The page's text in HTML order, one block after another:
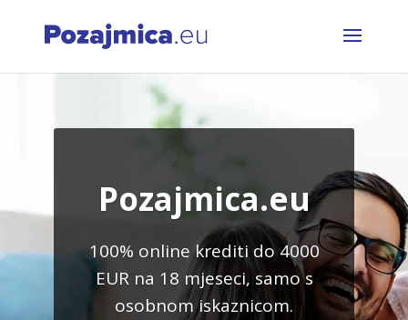
Pozajmica.eu
100% online krediti do 4000
EUR na 18 mjeseci, samo s
osobnom iskaznicom.